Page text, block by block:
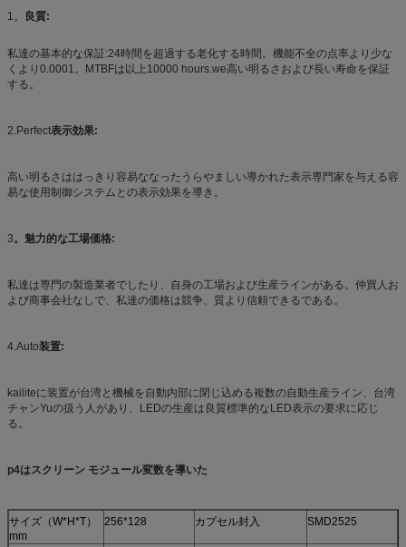
1。 良質:
私達の基本的な保証:24時間を超過する老化する時間。機能不全の点率より少な
くより0.0001。MTBFは以上10000 hours.we高い明るさおよび長い寿命を保証
する。
2.Perfect表示効果:
高い明るさははっきり容易ななったうらやましい導かれた表示専門家を与える容
易な使用制御システムとの表示効果を導き。
3。魅力的な工場価格:
私達は専門の製造業者でしたり、自身の工場および生産ラインがある。仲買人お
よび商事会社なしで、私達の価格は競争、質より信頼できるである。
4.Auto装置:
kailiteに装置が台湾と機械を自動内部に閉じ込める複数の自動生産ライン、台湾
チャンYuの扱う人があり、LEDの生産は良質標準的なLED表示の要求に応じ
る。
p4はスクリーン モジュール変数を導いた
サイズ（W*H*T）
mm
256*128 カプセル封入 SMD2525